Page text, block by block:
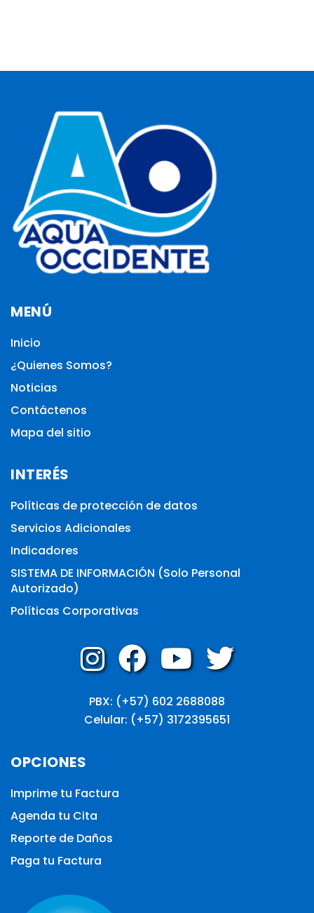
MENÚ
Inicio
¿Quienes Somos?
Noticias
Contáctenos
Mapa del sitio
INTERÉS
Políticas de protección de datos
Servicios Adicionales
Indicadores
SISTEMA DE INFORMACIÓN (Solo Personal
Autorizado)
Políticas Corporativas
PBX: (+57) 602 2688088
Celular: (+57) 3172395651
OPCIONES
Imprime tu Factura
Agenda tu Cita
Reporte de Daños
Paga tu Factura